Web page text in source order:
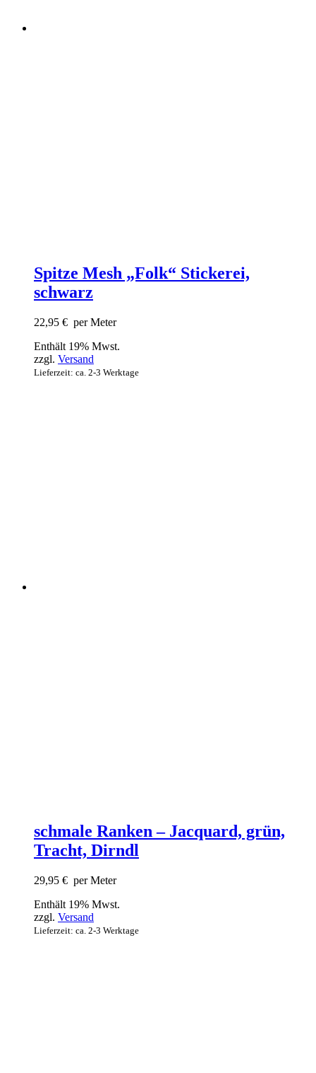
Spitze Mesh „Folk“ Stickerei,
schwarz
22,95 € per Meter
Enthält 19% Mwst.
zzgl. Versand
Lieferzeit: ca. 2-3 Werktage
schmale Ranken – Jacquard, grün,
Tracht, Dirndl
29,95 € per Meter
Enthält 19% Mwst.
zzgl. Versand
Lieferzeit: ca. 2-3 Werktage